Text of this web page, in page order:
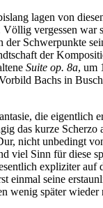
lagen von
vergessen
Schwerpunkte
der
Suite op. 8a, um
Bachs in
die
kurze
nicht unbedingt
Sinn für diese
expliziter auf
seine
wenig später wieder